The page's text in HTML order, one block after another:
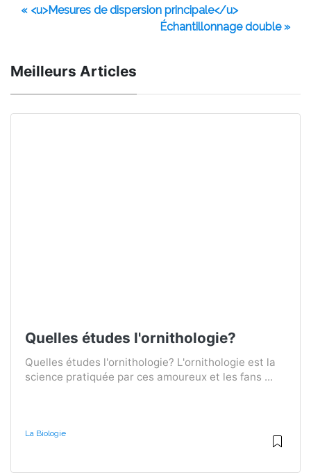
« <u>Mesures de dispersion principale</u>
Échantillonnage double »
Meilleurs Articles
Quelles études l'ornithologie?
Quelles études l'ornithologie? L'ornithologie est la
science pratiquée par ces amoureux et les fans ...
La Biologie